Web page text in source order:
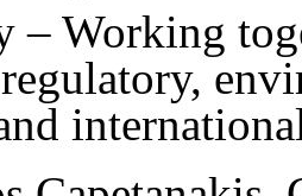
– Working